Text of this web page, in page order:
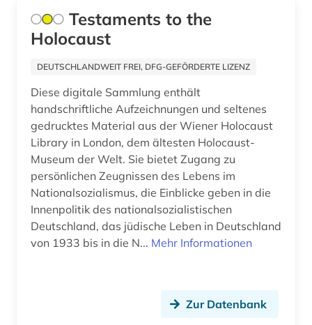
berlin (2)
berlin deutsches institut für menschenrechte
berufliche fortbildung (2)
berufsrecht (1)
berusbildungssystem (1)
berühmte persönlichkeit (1)
besatzungsmacht (1)
beschäftigung (1)
Thueringen (2)
Ukraine (1)
Ungarn (3)
Testaments to the
Holocaust
DEUTSCHLANDWEIT FREI, DFG-GEFÖRDERTE LIZENZ
Diese digitale Sammlung enthält
handschriftliche Aufzeichnungen und seltenes
gedrucktes Material aus der Wiener Holocaust
Library in London, dem ältesten Holocaust-
Museum der Welt. Sie bietet Zugang zu
persönlichen Zeugnissen des Lebens im
Nationalsozialismus, die Einblicke geben in die
Innenpolitik des nationalsozialistischen
Deutschland, das jüdische Leben in Deutschland
von 1933 bis in die N... Mehr Informationen
Zur Datenbank